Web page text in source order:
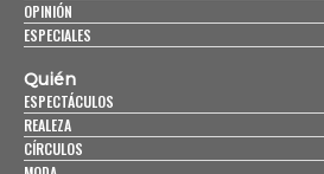
OPINIÓN
ESPECIALES
Quién
ESPECTÁCULOS
REALEZA
CÍRCULOS